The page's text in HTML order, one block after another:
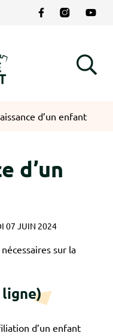
Lien vers le
Lien vers le
Lien
Brie-Comte-Robert
RECHERCHE
d’un enfant
d’un
07 JUIN 2024
sur la
ligne)
d’un enfant